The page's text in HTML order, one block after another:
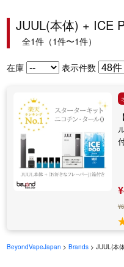
JUUL(本体) + ICE
全1件（1件〜1件）
在庫 表示件数
BeyondVapeJapan >Brands > JUUL(本